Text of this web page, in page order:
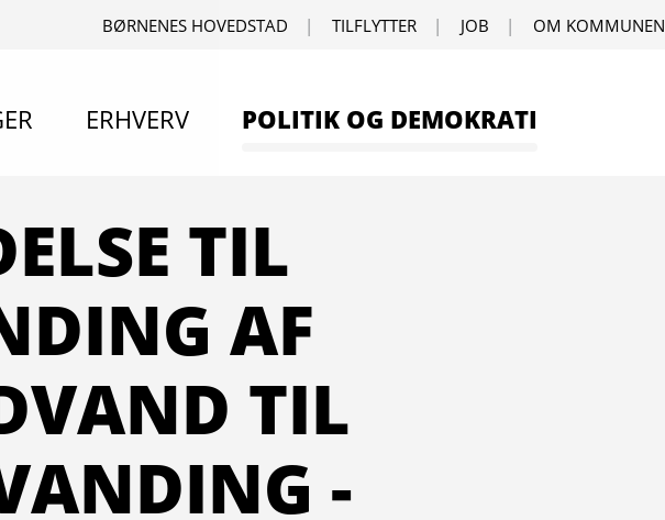
BØRNENES HOVEDSTAD TILFLYTTER JOB OM KOMMUNEN
ERHVERV POLITIK OG DEMOKRATI
TIL
AF
TIL
-